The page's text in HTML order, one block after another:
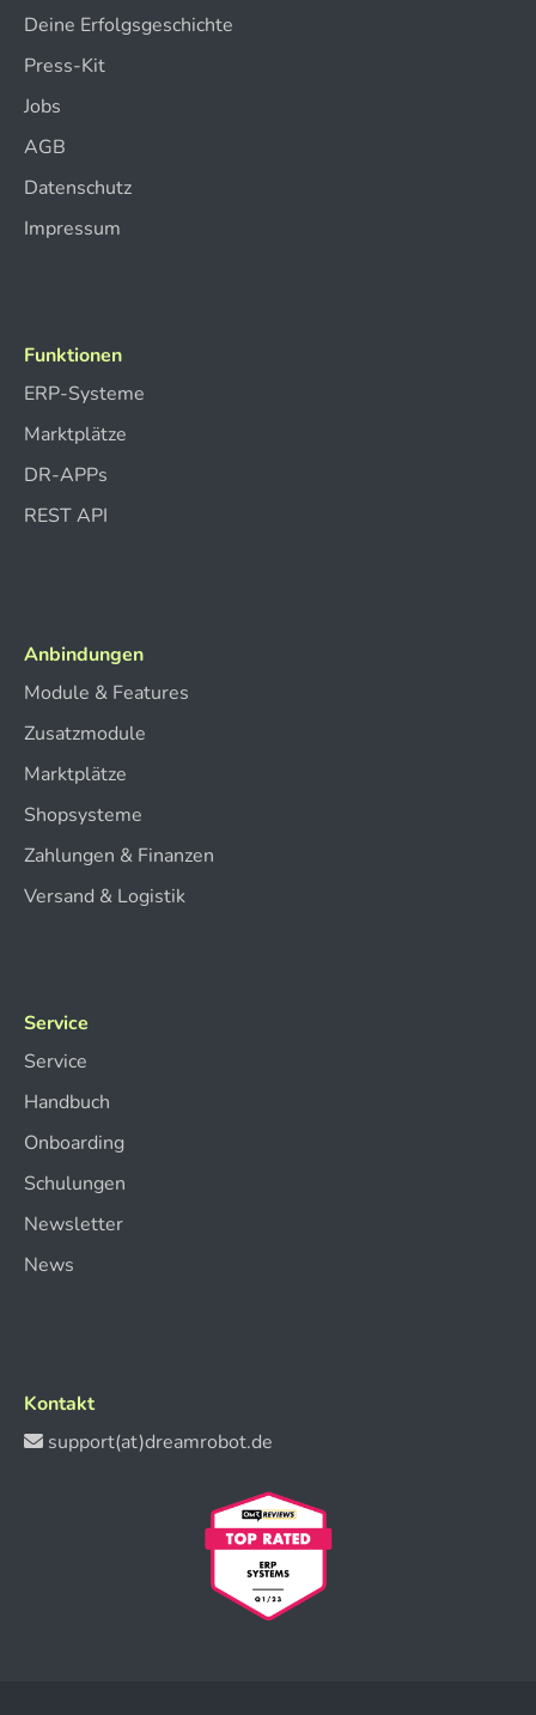
Deine Erfolgsgeschichte
Press-Kit
Jobs
AGB
Datenschutz
Impressum
Funktionen
ERP-Systeme
Marktplätze
DR-APPs
REST API
Anbindungen
Module & Features
Zusatzmodule
Marktplätze
Shopsysteme
Zahlungen & Finanzen
Versand & Logistik
Service
Service
Handbuch
Onboarding
Schulungen
Newsletter
News
Kontakt
support(at)dreamrobot.de